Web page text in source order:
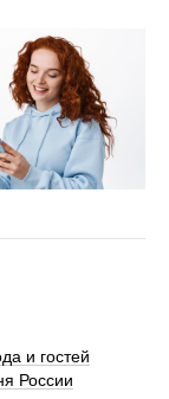
и гостей
России